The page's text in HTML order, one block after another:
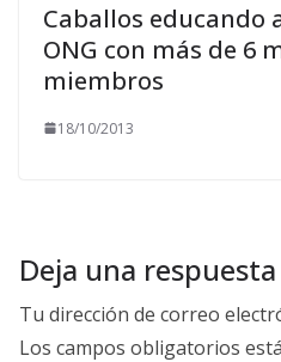
Caballos educando
ONG con más de 6
miembros
18/10/2013
Deja una respuesta
Tu dirección de correo
Los campos obligatorios